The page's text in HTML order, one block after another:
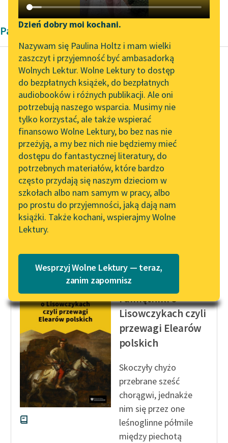
Katalog DAISY
Podkasty o książkach
Zgłoś brak utworu
Aktualności
Zapraszamy na spotkanie
online z tłumaczkami
literatury skandynawskiej
Spotkanie z Katarzyną
Tunkiel w Oslo
Wolne Lektury na 32.
Pol’and’Rock Festivalu
„Kochanek Lady
Chatterley” do słuchania
na Wolnych Lekturach
Nowy audiobook –
„Marzenie o Oriencie”
Lektury szkolne i klasyka
literatury do słuchania dla
uczennic i uczniów z
niepełnosprawnościami
E-kolekcja lektur
szkolnych i literatury do
słuchania dla uczennic i
uczniów z
niepełnosprawnościami
Narzędzia
Mapa Wolnych Lektur
Leśmianator
Przewodnik dla piszących i
czytających
API
OAI-PMH
Widget Wolnych Lektur
Przypisy
Katalog w formacie PDF
Dzień dobry moi kochani.
Nazywam się Paulina Holtz i mam wielki
zaszczyt i przyjemność być ambasadorką
Wolnych Lektur. Wolne Lektury to dostęp
do bezpłatnych książek, do bezpłatnych
audiobooków i różnych publikacji. Ale oni
potrzebują naszego wsparcia. Musimy nie
tylko korzystać, ale także wspierać
finansowo Wolne Lektury, bo bez nas nie
przeżyją, a my bez nich nie będziemy mieć
dostępu do fantastycznej literatury, do
potrzebnych materiałów, które bardzo
często przydają się naszym dzieciom w
szkołach albo nam samym w pracy, albo
po prostu do przyjemności, jaką dają nam
książki. Także kochani, wspierajmy Wolne
Lektury.
Wesprzyj Wolne Lektury — teraz,
zanim zapomnisz
Pamiętnik
Autorka nieznana
Z pamiętników
chłopskich.
Pamiętnik nr 3
Gdy pewnego razu
obozowali Niemcy
niedaleko nas przy
szosie, przyszli i zabrali
ostatniego konia.
Wpadłam...
Wojciech Dembołęcki
Pamiętniki o
Lisowczykach czyli
przewagi Elearów
polskich
Skoczyły chyżo
przebrane sześć
chorągwi, jednakże
nim się przez one
leśnoglinne półmile
między piechotą